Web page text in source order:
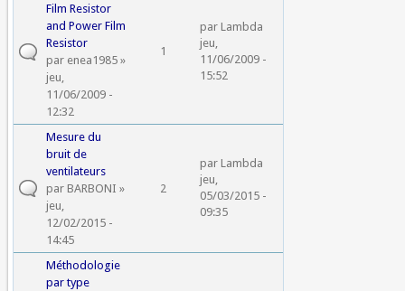
Film Resistor
and Power Film
Resistor
par enea1985 »
jeu,
11/06/2009 -
12:32
1
parLambda
jeu,
11/06/2009 -
15:52
Mesure du
bruit de
ventilateurs
parBARBONI »
jeu,
12/02/2015 -
14:45
2
parLambda
jeu,
05/03/2015 -
09:35
Méthodologie
par type